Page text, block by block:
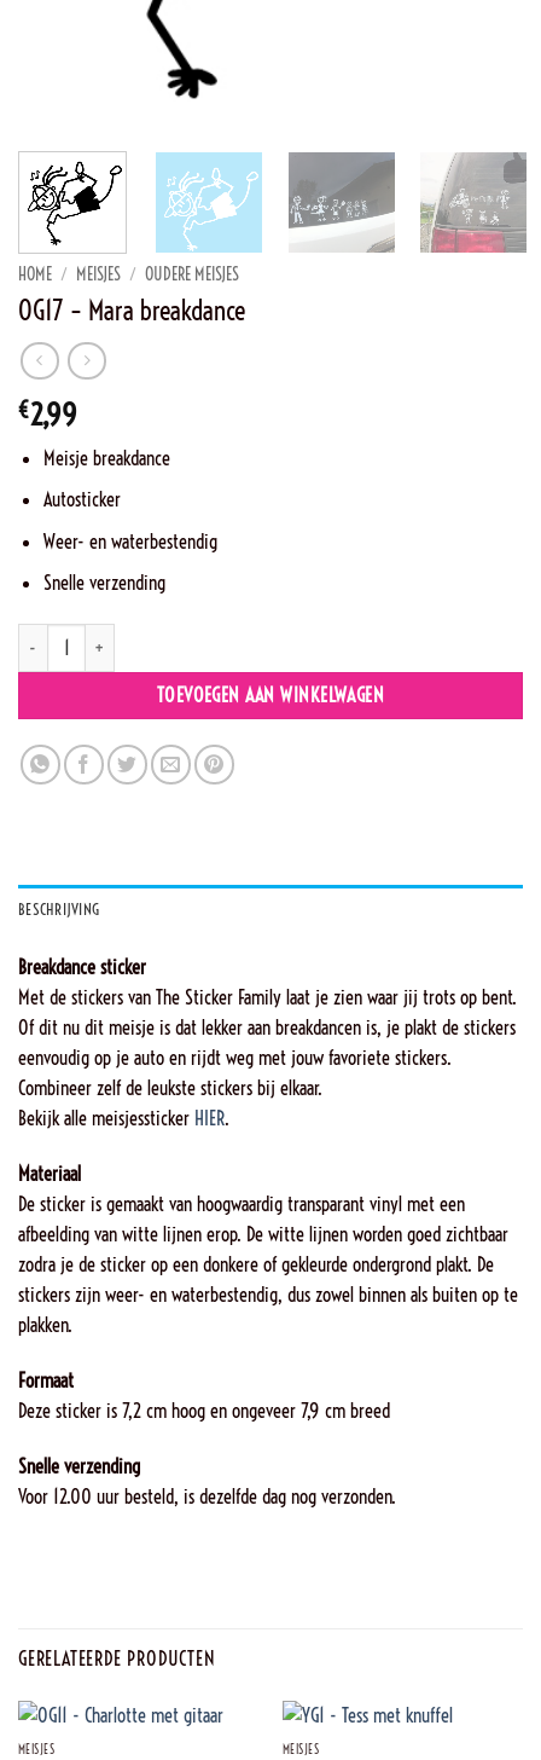
HOME / MEISJES / OUDERE MEISJES
OG17 – Mara breakdance
€2,99
Meisje breakdance
Autosticker
Weer- en waterbestendig
Snelle verzending
OG17 - Mara breakdance aantal
TOEVOEGEN AAN WINKELWAGEN
BESCHRIJVING
Breakdance sticker
Met de stickers van The Sticker Family laat je zien waar jij trots op bent.
Of dit nu dit meisje is dat lekker aan breakdancen is, je plakt de stickers
eenvoudig op je auto en rijdt weg met jouw favoriete stickers.
Combineer zelf de leukste stickers bij elkaar.
Bekijk alle meisjessticker HIER.
Materiaal
De sticker is gemaakt van hoogwaardig transparant vinyl met een
afbeelding van witte lijnen erop. De witte lijnen worden goed zichtbaar
zodra je de sticker op een donkere of gekleurde ondergrond plakt. De
stickers zijn weer- en waterbestendig, dus zowel binnen als buiten op te
plakken.
Formaat
Deze sticker is 7,2 cm hoog en ongeveer 7,9 cm breed
Snelle verzending
Voor 12.00 uur besteld, is dezelfde dag nog verzonden.
GERELATEERDE PRODUCTEN
MEISJES MEISJES